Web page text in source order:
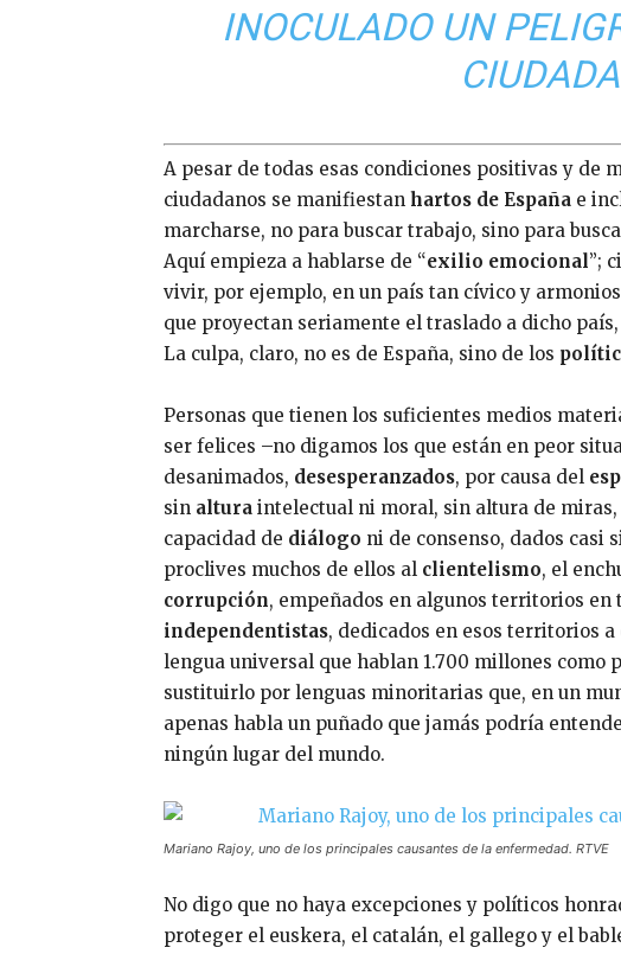
INOCULADO UN
A pesar de todas esas condiciones positivas y de
ciudadanos se manifiestan hartos de España e
marcharse, no para buscar trabajo, sino para
Aquí empieza a hablarse de “exilio emocional”;
vivir, por ejemplo, en un país tan cívico y
que proyectan seriamente el traslado a dicho
La culpa, claro, no es de España, sino de los
Personas que tienen los suficientes medios
ser felices –no digamos los que están en peor
desanimados, desesperanzados, por causa del
sin altura intelectual ni moral, sin altura de miras,
capacidad de diálogo ni de consenso, dados casi
proclives muchos de ellos al clientelismo, el
corrupción, empeñados en algunos territorios en
independentistas, dedicados en esos territorios
lengua universal que hablan 1.700 millones como
sustituirlo por lenguas minoritarias que, en un
apenas habla un puñado que jamás podría
ningún lugar del mundo.
Mariano Rajoy, uno de los principales causantes de la enfermedad. RTVE
No digo que no haya excepciones y políticos
proteger el euskera, el catalán, el gallego y el